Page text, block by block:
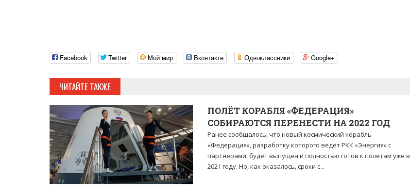
Facebook Twitter Мой мир Вконтакте Одноклассники Google+
ЧИТАЙТЕ ТАКЖЕ
ПОЛЁТ КОРАБЛЯ «ФЕДЕРАЦИЯ»
СОБИРАЮТСЯ ПЕРЕНЕСТИ НА 2022 ГОД
Ранее сообщалось, что новый космический корабль
«Федерация», разработку которого ведёт РКК «Энергия» с
партнёрами, будет выпущен и полностью готов к полётам уже в
2021 году. Но, как оказалось, сроки с...